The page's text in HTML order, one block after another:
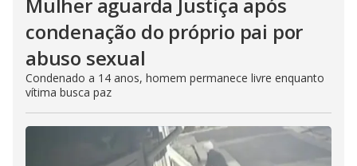
condenação do próprio pai por
abuso sexual
Condenado a 14 anos, homem permanece livre enquanto
vítima busca paz